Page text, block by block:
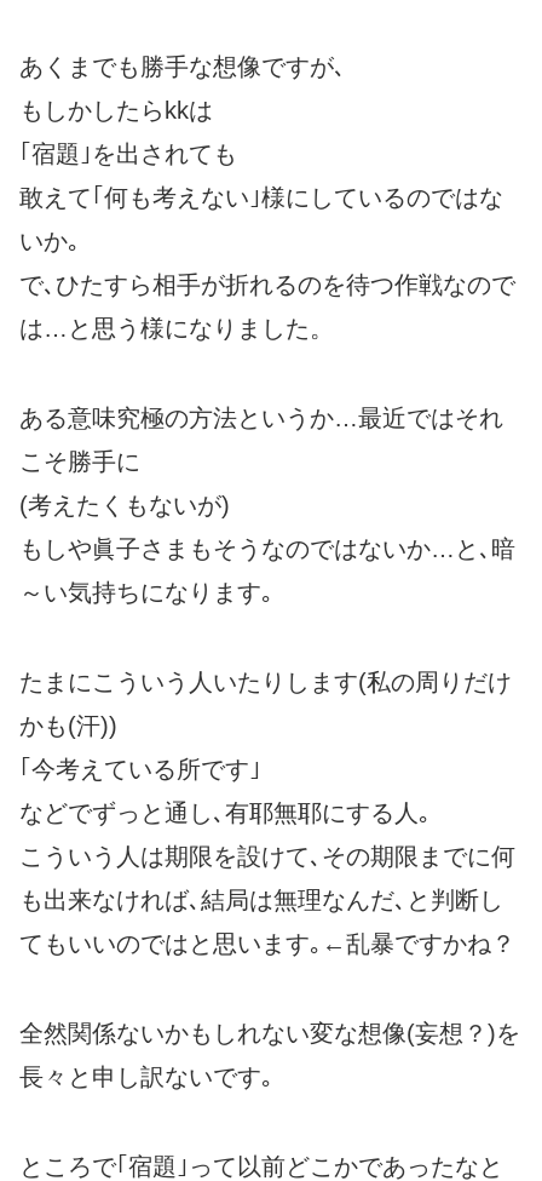
あくまでも勝手な想像ですが､
もしかしたらkkは
｢宿題｣を出されても
敢えて｢何も考えない｣様にしているのではな
いか｡
で､ひたすら相手が折れるのを待つ作戦なので
は…と思う様になりました。
ある意味究極の方法というか…最近ではそれ
こそ勝手に
(考えたくもないが)
もしや眞子さまもそうなのではないか…と､暗
～い気持ちになります｡
たまにこういう人いたりします(私の周りだけ
かも(汗))
｢今考えている所です｣
などでずっと通し､有耶無耶にする人｡
こういう人は期限を設けて､その期限までに何
も出来なければ､結局は無理なんだ､と判断し
てもいいのではと思います｡←乱暴ですかね？
全然関係ないかもしれない変な想像(妄想？)を
長々と申し訳ないです｡
ところで｢宿題｣って以前どこかであったなと